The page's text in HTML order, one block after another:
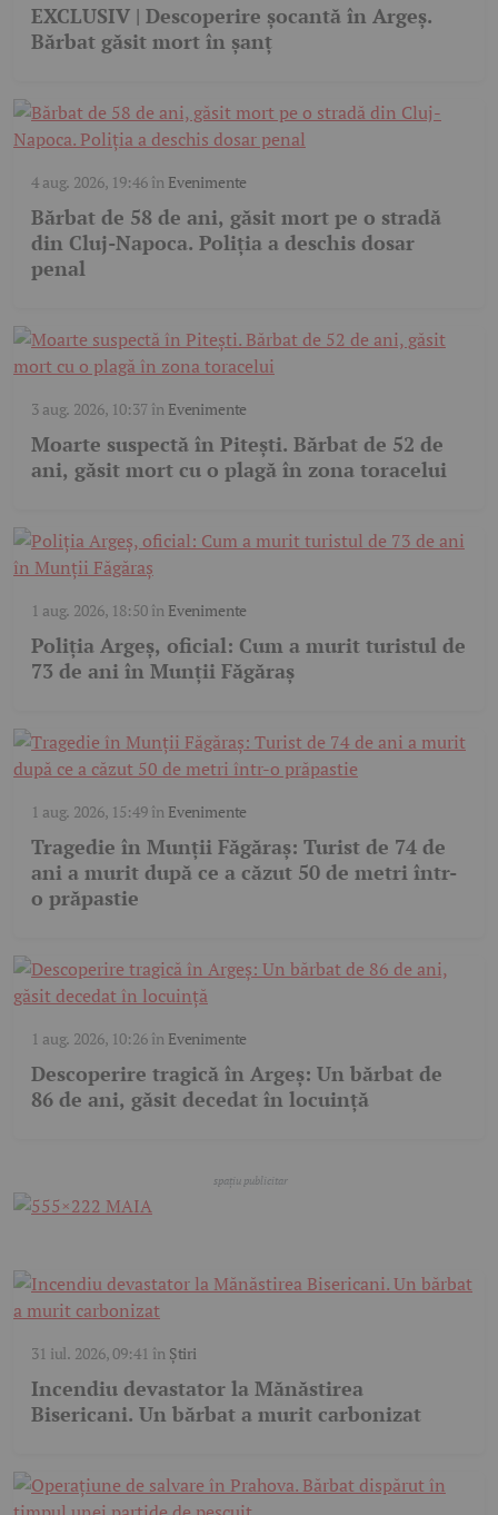
EXCLUSIV | Descoperire șocantă în Argeș.
Bărbat găsit mort în șanț
4 aug. 2026, 19:46în Evenimente
Bărbat de 58 de ani, găsit mort pe o stradă
din Cluj-Napoca. Poliția a deschis dosar
penal
3 aug. 2026, 10:37în Evenimente
Moarte suspectă în Pitești. Bărbat de 52 de
ani, găsit mort cu o plagă în zona toracelui
1 aug. 2026, 18:50în Evenimente
Poliția Argeș, oficial: Cum a murit turistul de
73 de ani în Munții Făgăraș
1 aug. 2026, 15:49în Evenimente
Tragedie în Munții Făgăraș: Turist de 74 de
ani a murit după ce a căzut 50 de metri într-
o prăpastie
1 aug. 2026, 10:26în Evenimente
Descoperire tragică în Argeș: Un bărbat de
86 de ani, găsit decedat în locuință
31 iul. 2026, 09:41 în Știri
Incendiu devastator la Mănăstirea
Bisericani. Un bărbat a murit carbonizat